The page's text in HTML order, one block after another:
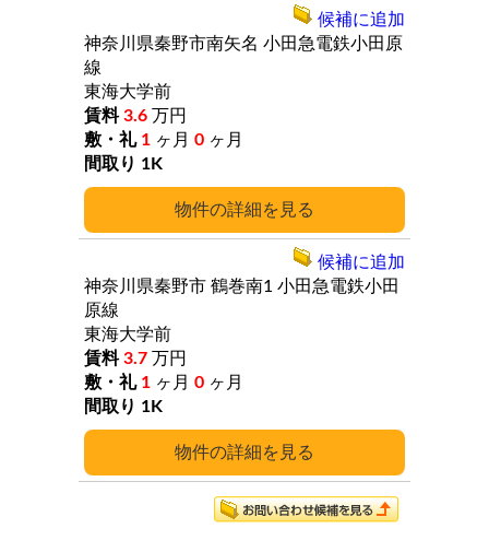
詳細
神奈川県秦野市南矢名 小田急電鉄小田原
線
東海大学前
3.6 万円
1 ヶ月 0 ヶ月
1K
候補に追加
詳細
神奈川県秦野市 鶴巻南1 小田急電鉄小田
原線
東海大学前
3.7 万円
1 ヶ月 0 ヶ月
1K
候補に追加